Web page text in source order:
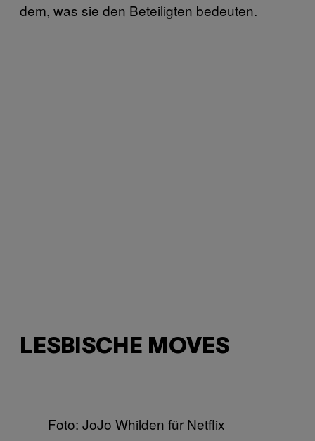
dem, was sie den Beteiligten bedeuten.
LESBISCHE MOVES
Foto: JoJo Whilden für Netflix